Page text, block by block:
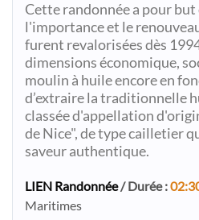
Cette randonnée a pour
l'importance et le
furent revalorisées dès
dimensions économique,
moulin à huile encore en
d’extraire la traditionnelle
classée d'appellation
de Nice", de type cailletier
saveur authentique.
LIEN Randonnée/ Durée :
Maritimes